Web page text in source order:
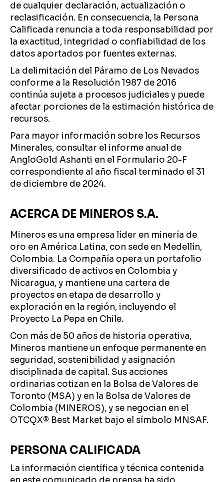
de cualquier declaración, actualización o
reclasificación. En consecuencia, la Persona
Calificada renuncia a toda responsabilidad por
la exactitud, integridad o confiabilidad de los
datos aportados por fuentes externas.
La delimitación del Páramo de Los Nevados
conforme a la Resolución 1987 de 2016
continúa sujeta a procesos judiciales y puede
afectar porciones de la estimación histórica de
recursos.
Para mayor información sobre los Recursos
Minerales, consultar el informe anual de
AngloGold Ashanti en el Formulario 20-F
correspondiente al año fiscal terminado el 31
de diciembre de 2024.
ACERCA DE MINEROS S.A.
Mineros es una empresa líder en minería de
oro en América Latina, con sede en Medellín,
Colombia. La Compañía opera un portafolio
diversificado de activos en Colombia y
Nicaragua, y mantiene una cartera de
proyectos en etapa de desarrollo y
exploración en la región, incluyendo el
Proyecto La Pepa en Chile.
Con más de 50 años de historia operativa,
Mineros mantiene un enfoque permanente en
seguridad, sostenibilidad y asignación
disciplinada de capital. Sus acciones
ordinarias cotizan en la Bolsa de Valores de
Toronto (MSA) y en la Bolsa de Valores de
Colombia (MINEROS), y se negocian en el
OTCQX® Best Market bajo el símbolo MNSAF.
PERSONA CALIFICADA
La información científica y técnica contenida